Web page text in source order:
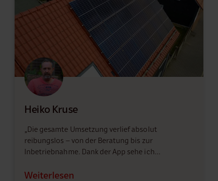
Heiko Kruse
„Die gesamte Umsetzung verlief absolut
reibungslos – von der Beratung bis zur
Inbetriebnahme. Dank der App sehe ich…
Weiterlesen